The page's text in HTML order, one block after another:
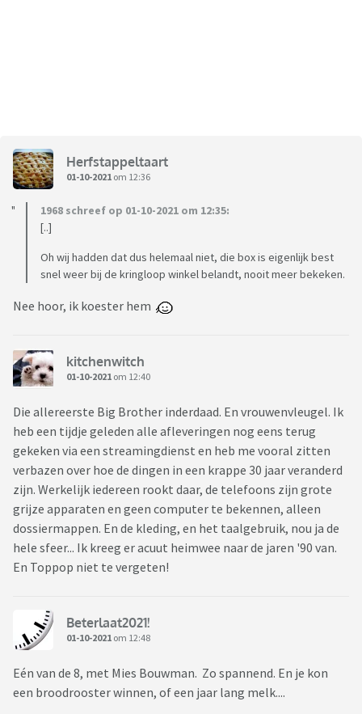
Herfstappeltaart
01-10-2021 om 12:36
1968 schreef op 01-10-2021 om 12:35:
[..]
Oh wij hadden dat dus helemaal niet, die box is eigenlijk best
snel weer bij de kringloop winkel belandt, nooit meer bekeken.
Nee hoor, ik koester hem
kitchenwitch
01-10-2021 om 12:40
Die allereerste Big Brother inderdaad. En vrouwenvleugel. Ik
heb een tijdje geleden alle afleveringen nog eens terug
gekeken via een streamingdienst en heb me vooral zitten
verbazen over hoe de dingen in een krappe 30 jaar veranderd
zijn. Werkelijk iedereen rookt daar, de telefoons zijn grote
grijze apparaten en geen computer te bekennen, alleen
dossiermappen. En de kleding, en het taalgebruik, nou ja de
hele sfeer... Ik kreeg er acuut heimwee naar de jaren '90 van.
En Toppop niet te vergeten!
Beterlaat2021!
01-10-2021 om 12:48
Eén van de 8, met Mies Bouwman. Zo spannend. En je kon
een broodrooster winnen, of een jaar lang melk....